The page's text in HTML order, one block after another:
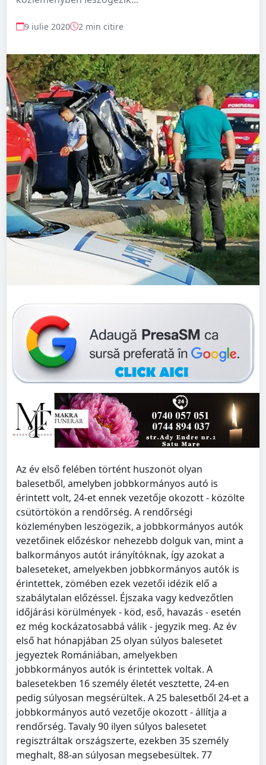
9 iulie 2020 2 min citire
Az év első felében történt huszonöt olyan
balesetből, amelyben jobbkormányos autó is
érintett volt, 24-et ennek vezetője okozott - közölte
csütörtökön a rendőrség. A rendőrségi
közleményben leszögezik, a jobbkormányos autók
vezetőinek előzéskor nehezebb dolguk van, mint a
balkormányos autót irányítóknak, így azokat a
baleseteket, amelyekben jobbkormányos autók is
érintettek, zömében ezek vezetői idézik elő a
szabálytalan előzéssel. Éjszaka vagy kedvezőtlen
időjárási körülmények - köd, eső, havazás - esetén
ez még kockázatosabbá válik - jegyzik meg. Az év
első hat hónapjában 25 olyan súlyos balesetet
jegyeztek Romániában, amelyekben
jobbkormányos autók is érintettek voltak. A
balesetekben 16 személy életét vesztette, 24-en
pedig súlyosan megsérültek. A 25 balesetből 24-et a
jobbkormányos autó vezetője okozott - állítja a
rendőrség. Tavaly 90 ilyen súlyos balesetet
regisztráltak országszerte, ezekben 35 személy
meghalt, 88-an súlyosan megsebesültek. 77